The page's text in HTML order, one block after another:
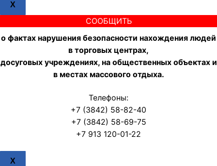
X
СООБЩИТЬ
о фактах нарушения безопасности нахождения людей
в торговых центрах,
досуговых учреждениях, на общественных объектах и
в местах массового отдыха.
Телефоны:
+7 (3842) 58-82-40
+7 (3842) 58-69-75
+7 913 120-01-22
X